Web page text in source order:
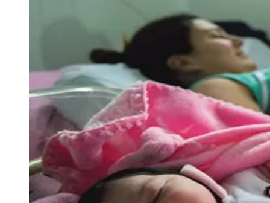
Negócios Regionais
Segurança Regional
Hospitais Estaduais
Parques & Represas
Cidades da Região
Santana de Parnaíba
OsascoCarapicuíba Jandira ItapeviCotia
Pirapora
do Bom JesusAraçariguamaCajamarCaieirasFranco da
Francisco Morato Taboão da SerraEmbu das ArtesSão Roque
Para Sua Empresa
Anuncie Regional
Guia de Empresas
Vagas na Região